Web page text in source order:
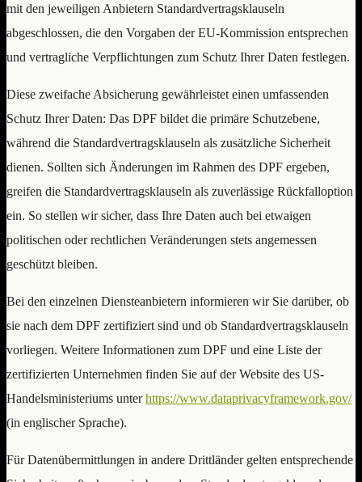
mit den jeweiligen Anbietern Standardvertragsklauseln
abgeschlossen, die den Vorgaben der EU-Kommission entsprechen
und vertragliche Verpflichtungen zum Schutz Ihrer Daten festlegen.
Diese zweifache Absicherung gewährleistet einen umfassenden
Schutz Ihrer Daten: Das DPF bildet die primäre Schutzebene,
während die Standardvertragsklauseln als zusätzliche Sicherheit
dienen. Sollten sich Änderungen im Rahmen des DPF ergeben,
greifen die Standardvertragsklauseln als zuverlässige Rückfalloption
ein. So stellen wir sicher, dass Ihre Daten auch bei etwaigen
politischen oder rechtlichen Veränderungen stets angemessen
geschützt bleiben.
Bei den einzelnen Diensteanbietern informieren wir Sie darüber, ob
sie nach dem DPF zertifiziert sind und ob Standardvertragsklauseln
vorliegen. Weitere Informationen zum DPF und eine Liste der
zertifizierten Unternehmen finden Sie auf der Website des US-
Handelsministeriums unterhttps://www.dataprivacyframework.gov/
(in englischer Sprache).
Für Datenübermittlungen in andere Drittländer gelten entsprechende